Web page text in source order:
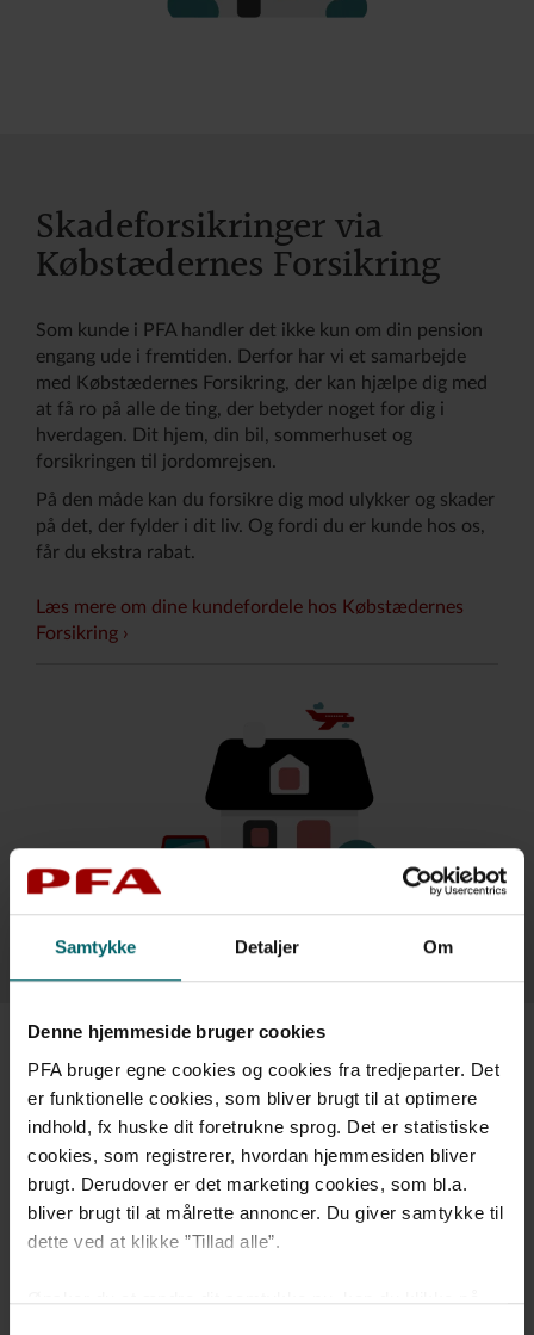
Samtykke Detaljer Om
Denne hjemmeside bruger cookies
PFA bruger egne cookies og cookies fra tredjeparter. Det
er funktionelle cookies, som bliver brugt til at optimere
indhold, fx huske dit foretrukne sprog. Det er statistiske
cookies, som registrerer, hvordan hjemmesiden bliver
brugt. Derudover er det marketing cookies, som bl.a.
bliver brugt til at målrette annoncer. Du giver samtykke til
dette ved at klikke ”Tillad alle”.
Ønsker du at ændre dit samtykke nu, kan du klikke på
Skadeforsikringer via
Købstædernes Forsikring
Som kunde i PFA handler det ikke kun om din pension
engang ude i fremtiden. Derfor har vi et samarbejde
med Købstædernes Forsikring, der kan hjælpe dig med
at få ro på alle de ting, der betyder noget for dig i
hverdagen. Dit hjem, din bil, sommerhuset og
forsikringen til jordomrejsen.
På den måde kan du forsikre dig mod ulykker og skader
på det, der fylder i dit liv. Og fordi du er kunde hos os,
får du ekstra rabat.
Læs mere om dine kundefordele hos Købstædernes
Forsikring
Gratis kurser og webinarer
Du har mulighed for at deltage i en række digitale
webinarer, hvor du kan blive klogere på fx økonomi,
investering, arveforhold eller pensionsplanlægning. Du
bestemmer selv hvilke og hvor mange webinarer, du vil